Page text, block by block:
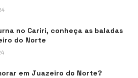
no Cariri, conheça as baladas
do Norte
em Juazeiro do Norte?